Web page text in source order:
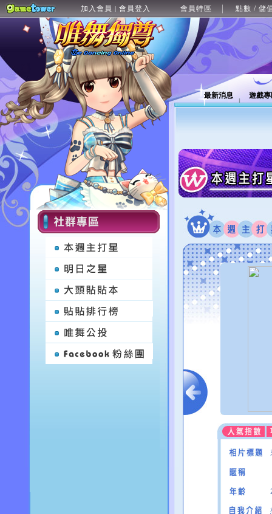
加入會員 | 會員登入 會員特區 點數 / 儲
最新消息 遊戲